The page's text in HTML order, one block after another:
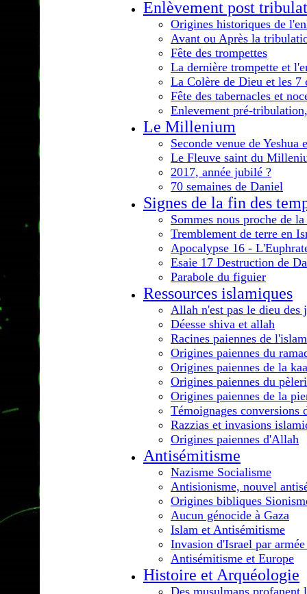
Enlèvement post
Origines historiques de
Avant ou Après la
Fête des trompettes
La dernière trompette et
La Colère de Dieu et les 7
Fête des tabernacles et
Enlevement pré-
Le Millenium
Seconde venue de Yeshua
Le Fleuve saint du
2017, année jubilé ?
70 semaines de Daniel
Signes de la fin des
Sommes nous proche de
Tremblement de terre en
Apocalypse 16 -
Esaie 17 Destruction de
Parabole du figuier
Ressources islamiques
Allah n'est pas le dieu des
Déesse shiva et allah
Racines paiennes de l'islam
Origines paiennes du
Origines paiennes de la
Origines paiennes du
Origines paiennes de la
Témoignages conversions
Razzias et invasions
Origines paiennes d'Allah
Antisémitisme
Nazisme Socialisme
Antisionisme, nouvel
Origines bibliques
Aucun génocide à Gaza
Islam et Antisémitisme
Invasion d'Israel par
Antisémitisme et Europe
Histoire et Arquéologie
Des musulmans profanent